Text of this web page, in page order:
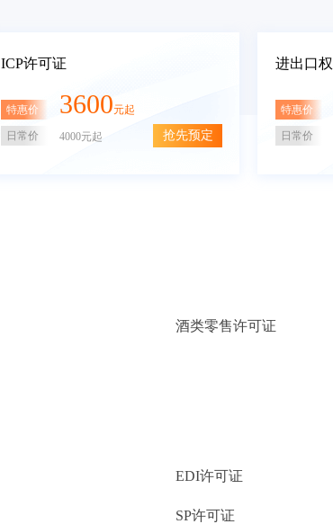
ICP许可证
特惠价 3600元起
日常价 4000元起 抢先预定
进出口权
特惠价
日常价
酒类零售许可证
EDI许可证
SP许可证